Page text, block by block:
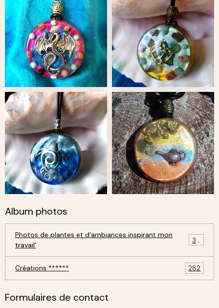
Album photos
Photos de plantes et d'ambiances inspirant mon
travail'
30
Créations ****** 282
Formulaires de contact